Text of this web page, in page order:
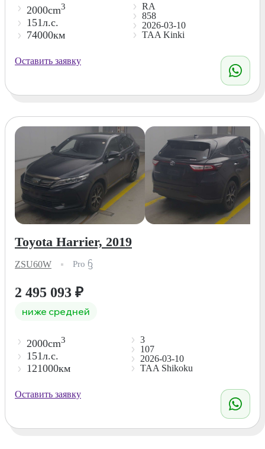
2000cm3
151л.с.
74000км
RA
858
2026-03-10
TAA Kinki
Оставить заявку
Toyota Harrier, 2019
ZSU60W Pro ᦌ
2 495 093 ₽
ниже средней
2000cm3
151л.с.
121000км
3
107
2026-03-10
TAA Shikoku
Оставить заявку